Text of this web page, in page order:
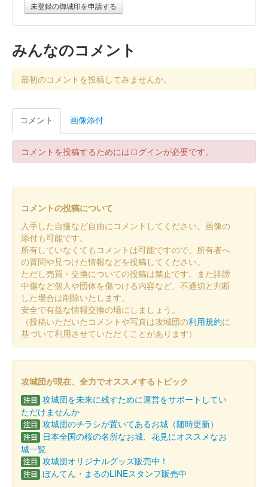
館林城 御城印 令和七年群雄秋限定版
館林城 御城印 秋限定徳川版
館林城 御城印
館林城 御城印
館林城 御城印
館林城 御城印 榊原康政公令和七年夏限定版
尾曳城（館林城） 御城印
館林城 御城印 Menkoiガールズ直書き版
販売終了
100枚限定
尾曳城（館林城） 御城印
書き版
未登録の御城印を申請する
みんなのコメント
最初のコメントを投稿してみませんか。
コメント 画像添付
コメントを投稿するためにはログインが必要です。
コメントの投稿について
入手した自慢など自由にコメントしてください。画像の
添付も可能です。
所有していなくてもコメントは可能ですので、所有者へ
の質問や見つけた情報などを投稿してください。
ただし売買・交換についての投稿は禁止です。また誹謗
中傷など個人や団体を傷つける内容など、不適切と判断
した場合は削除いたします。
安全で有益な情報交換の場にしましょう。
（投稿いただいたコメントや写真は攻城団の利用規約に
基づいて利用させていただくことがあります）
攻城団が現在、全力でオススメするトピック
注目 攻城団を未来に残すために運営をサポートしてい
ただけませんか
注目 攻城団のチラシが置いてあるお城（随時更新）
注目
日本全国の桜の名所なお城、花見にオススメなお
城一覧
注目 攻城団オリジナルグッズ販売中！
注目 ぼんてん・まるのLINEスタンプ販売中